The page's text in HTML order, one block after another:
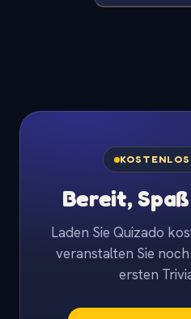
Bereit,
Laden Sie Quizado
veranstalten Sie
ersten